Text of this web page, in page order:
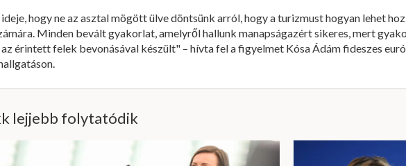
hogy ne az asztal mögött ülve döntsünk arról, hogy a turizmust hogyan lehet
Minden bevált gyakorlat, amelyről hallunk manapságazért sikeres, mert
érintett felek bevonásával készült" – hívta fel a figyelmet Kósa Ádám fideszes
lejjebb folytatódik